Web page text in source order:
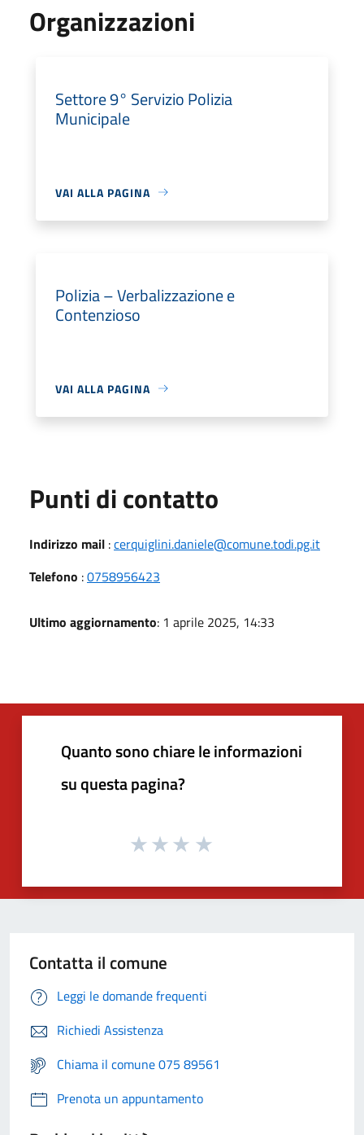
Organizzazioni
Settore 9° Servizio Polizia
Municipale
VAI ALLA PAGINA
Polizia – Verbalizzazione e
Contenzioso
VAI ALLA PAGINA
Punti di contatto
Indirizzo mail :cerquiglini.daniele@comune.todi.pg.it
Telefono :0758956423
Ultimo aggiornamento: 1 aprile 2025, 14:33
Quanto sono chiare le informazioni
su questa pagina?
Contatta il comune
Leggi le domande frequenti
Richiedi Assistenza
Chiama il comune 075 89561
Prenota un appuntamento